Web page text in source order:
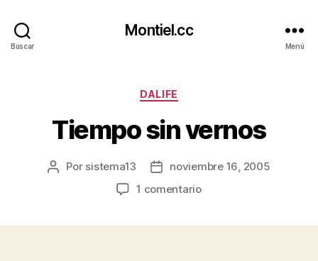
Buscar
Montiel.cc
Menú
Categorías
DALIFE
Tiempo sin vernos
Autor
Por sistema13
Fechanoviembre 16, 2005
1 comentarioen